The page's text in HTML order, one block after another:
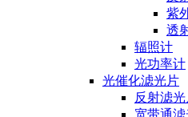
紫
透
辐照计
光功率计
光催化滤光片
反射滤